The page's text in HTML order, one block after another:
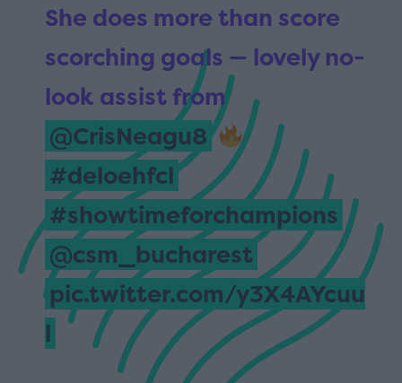
She does more than score
scorching goals — lovely no-
look assist from
@CrisNeagu8
#deloehfcl
#showtimeforchampions
@csm_bucharest
pic.twitter.com/y3X4AYcuu
l